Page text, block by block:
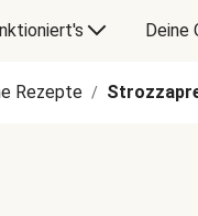
Deine
Rezepte /